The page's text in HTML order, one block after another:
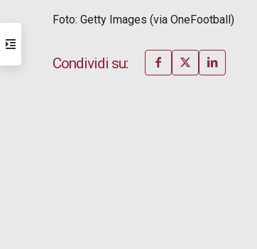
Foto: Getty Images (via OneFootball)
Condividi su: